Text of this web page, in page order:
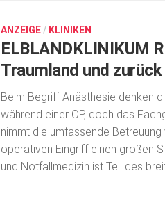
ANZEIGE / KLINIKEN
ELBLANDKLINIKUM
Traumland und zurück
Beim Begriff Anästhesie denken
während einer OP, doch das
nimmt die umfassende
operativen Eingriff einen großen
und Notfallmedizin ist Teil des